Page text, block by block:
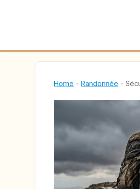
Home - Randonnée -